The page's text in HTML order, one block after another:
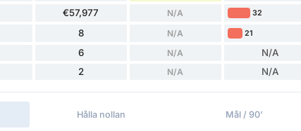
€57,977 N/A 32
8 N/A 21
6 N/A N/A
2 N/A N/A
Hålla nollan Mål / 90'